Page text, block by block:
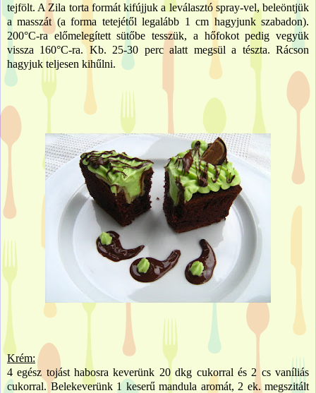
tejfölt. A Zila torta formát kifújjuk a leválasztó spray-vel, beleöntjük
a masszát (a forma tetejétől legalább 1 cm hagyjunk szabadon).
200°C-ra előmelegített sütőbe tesszük, a hőfokot pedig vegyük
vissza 160°C-ra. Kb. 25-30 perc alatt megsül a tészta. Rácson
hagyjuk teljesen kihűlni.
Krém:
4 egész tojást habosra keverünk 20 dkg cukorral és 2 cs vaníliás
cukorral. Belekeverünk 1 keserű mandula aromát, 2 ek. megszitált